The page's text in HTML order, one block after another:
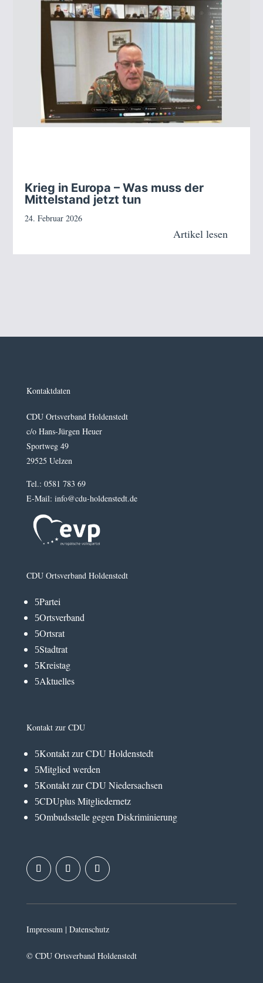
Krieg in Europa – Was muss der
Mittelstand jetzt tun
24. Februar 2026
Artikel lesen
Kontaktdaten
CDU Ortsverband Holdenstedt
c/o Hans-Jürgen Heuer
Sportweg 49
29525 Uelzen
Tel.: 0581 783 69
E-Mail: info@cdu-holdenstedt.de
CDU Ortsverband Holdenstedt
5Partei
5Ortsverband
5Ortsrat
5Stadtrat
5Kreistag
5Aktuelles
Kontakt zur CDU
5Kontakt zur CDU Holdenstedt
5Mitglied werden
5Kontakt zur CDU Niedersachsen
5CDUplus Mitgliedernetz
5Ombudsstelle gegen Diskriminierung
Impressum| Datenschutz
© CDU Ortsverband Holdenstedt